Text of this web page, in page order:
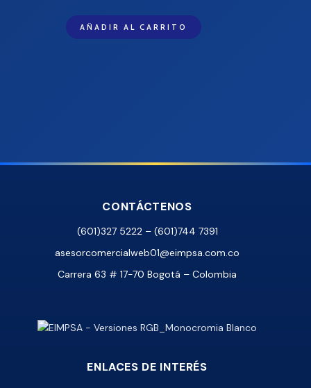
AÑADIR AL CARRITO
CONTÁCTENOS
(601)327 5222 – (601)744 7391
asesorcomercialweb01@eimpsa.com.co
Carrera 63 # 17-70 Bogotá – Colombia
ENLACES DE INTERÉS